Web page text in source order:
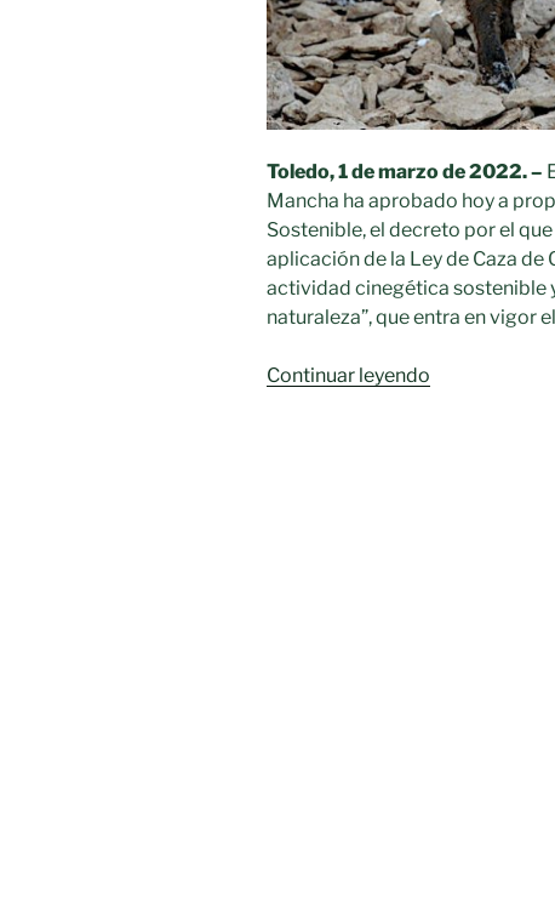
Toledo, 1 de marzo de 2022. –
Mancha ha aprobado hoy a
Sostenible, el decreto por el
aplicación de la Ley de Caza
actividad cinegética sostenible
naturaleza”, que entra en vigor
Continuar leyendo